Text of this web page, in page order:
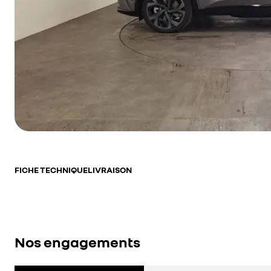
FICHE TECHNIQUELIVRAISON
Nos engagements